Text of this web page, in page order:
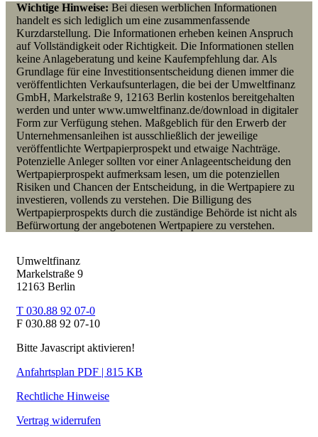
Wichtige Hinweise: Bei diesen werblichen Informationen
handelt es sich lediglich um eine zusammenfassende
Kurzdarstellung. Die Informationen erheben keinen Anspruch
auf Vollständigkeit oder Richtigkeit. Die Informationen stellen
keine Anlageberatung und keine Kaufempfehlung dar. Als
Grundlage für eine Investitionsentscheidung dienen immer die
veröffentlichten Verkaufsunterlagen, die bei der Umweltfinanz
GmbH, Markelstraße 9, 12163 Berlin kostenlos bereitgehalten
werden und unter www.umweltfinanz.de/download in digitaler
Form zur Verfügung stehen. Maßgeblich für den Erwerb der
Unternehmensanleihen ist ausschließlich der jeweilige
veröffentlichte Wertpapierprospekt und etwaige Nachträge.
Potenzielle Anleger sollten vor einer Anlageentscheidung den
Wertpapierprospekt aufmerksam lesen, um die potenziellen
Risiken und Chancen der Entscheidung, in die Wertpapiere zu
investieren, vollends zu verstehen. Die Billigung des
Wertpapierprospekts durch die zuständige Behörde ist nicht als
Befürwortung der angebotenen Wertpapiere zu verstehen.
Umweltfinanz
Markelstraße 9
12163 Berlin
T 030.88 92 07-0
F 030.88 92 07-10
Bitte Javascript aktivieren!
Anfahrtsplan PDF | 815 KB
Rechtliche Hinweise
Vertrag widerrufen